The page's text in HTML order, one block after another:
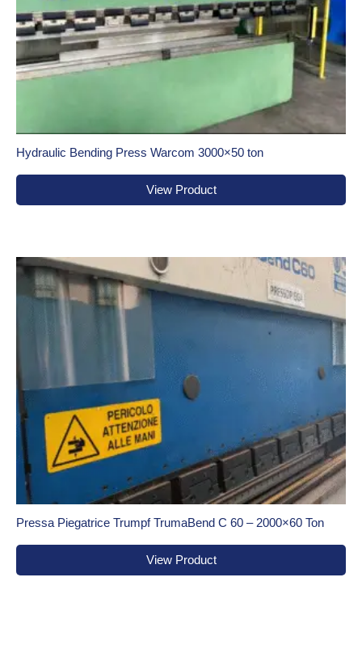
Hydraulic Bending Press Warcom 3000×50 ton
View Product
Pressa Piegatrice Trumpf TrumaBend C 60 – 2000×60 Ton
View Product